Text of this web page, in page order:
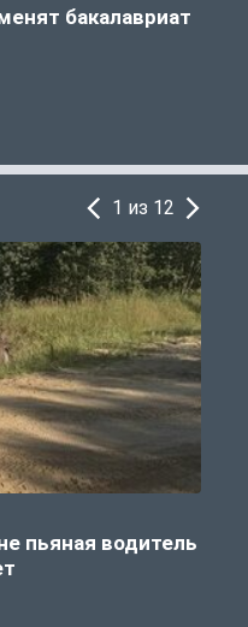
бакалавриат
1 из 12
пьяная водитель